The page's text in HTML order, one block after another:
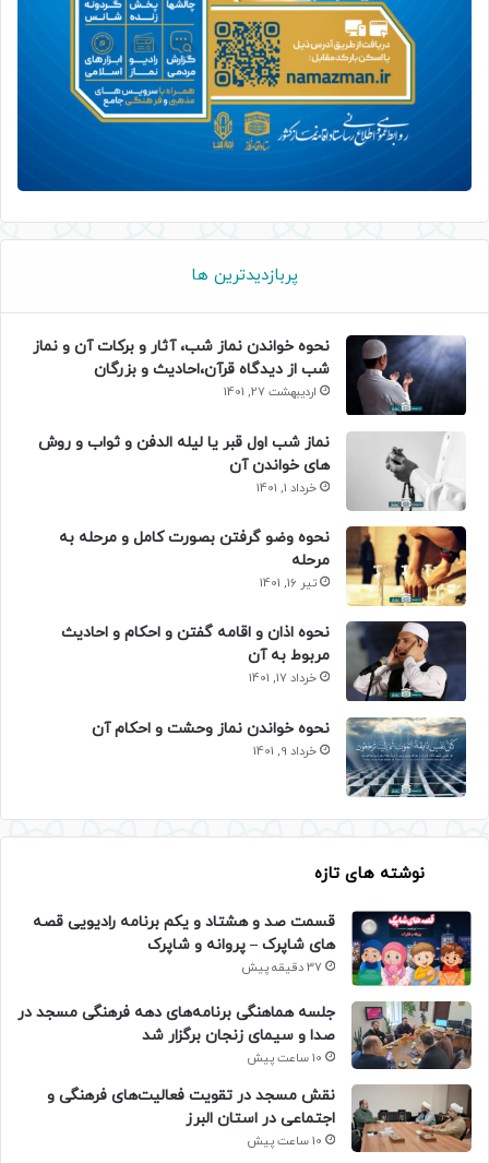
پربازدیدترین ها
نحوه خواندن نماز شب، آثار و برکات آن و نماز
شب از دیدگاه قرآن،احادیث و بزرگان
اردیبهشت 27, 1401
نماز شب اول قبر یا لیله الدفن و ثواب و روش
های خواندن آن
خرداد 1, 1401
نحوه وضو گرفتن بصورت کامل و مرحله به
مرحله
تیر 16, 1401
نحوه اذان و اقامه گفتن و احکام و احادیث
مربوط به آن
خرداد 17, 1401
نحوه خواندن نماز وحشت و احکام آن
خرداد 9, 1401
نوشته های تازه
قسمت صد و هشتاد و یکم برنامه رادیویی قصه
های شاپرک – پروانه و شاپرک
37 دقیقه پیش
جلسه هماهنگی برنامه‌های دهه فرهنگی مسجد در
صدا و سیمای زنجان برگزار شد
10 ساعت پیش
نقش مسجد در تقویت فعالیت‌های فرهنگی و
اجتماعی در استان البرز
10 ساعت پیش